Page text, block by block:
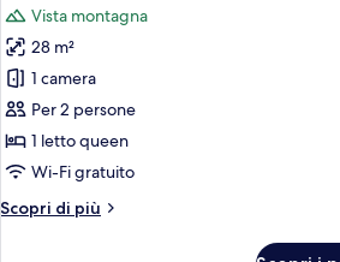
le
foto
per
Doppia
Superior
(village
Vista montagna
28 m²
1 camera
Per 2 persone
1 letto queen
Wi-Fi gratuito
Scopri di più
Altri